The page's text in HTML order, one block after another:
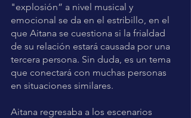
"explosión” a nivel musical y
emocional se da en el estribillo, en el
que Aitana se cuestiona si la frialdad
de su relación estará causada por una
tercera persona. Sin duda, es un tema
que conectará con muchas personas
en situaciones similares.
Aitana regresaba a los escenarios